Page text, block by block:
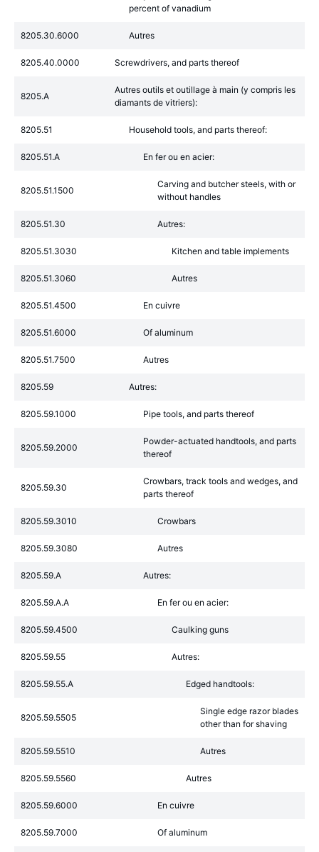
percent of vanadium
8205.30.6000 Autres
8205.40.0000 Screwdrivers, and parts thereof
8205.A
Autres outils et outillage à main (y compris les
diamants de vitriers):
8205.51 Household tools, and parts thereof:
8205.51.A En fer ou en acier:
8205.51.1500
Carving and butcher steels, with or
without handles
8205.51.30 Autres:
8205.51.3030 Kitchen and table implements
8205.51.3060 Autres
8205.51.4500 En cuivre
8205.51.6000 Of aluminum
8205.51.7500 Autres
8205.59 Autres:
8205.59.1000 Pipe tools, and parts thereof
8205.59.2000
Powder-actuated handtools, and parts
thereof
8205.59.30
Crowbars, track tools and wedges, and
parts thereof
8205.59.3010 Crowbars
8205.59.3080 Autres
8205.59.A Autres:
8205.59.A.A En fer ou en acier:
8205.59.4500 Caulking guns
8205.59.55 Autres:
8205.59.55.A Edged handtools:
8205.59.5505
Single edge razor blades
other than for shaving
8205.59.5510 Autres
8205.59.5560 Autres
8205.59.6000 En cuivre
8205.59.7000 Of aluminum